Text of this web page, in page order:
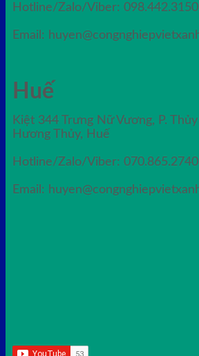
Hotline/Zalo/Viber: 098.442.3150
Email:
Huế
Kiệt 344 Trưng Nữ Vương, P.
Hương Thủy, Huế
Hotline/Zalo/Viber: 070.865.2740
Email: